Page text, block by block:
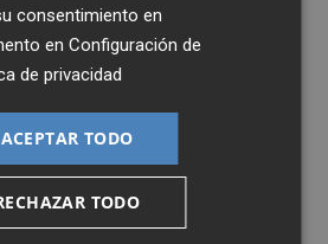
consentimiento en
enConfiguración de
de privacidad
ACEPTAR TODO
TODO